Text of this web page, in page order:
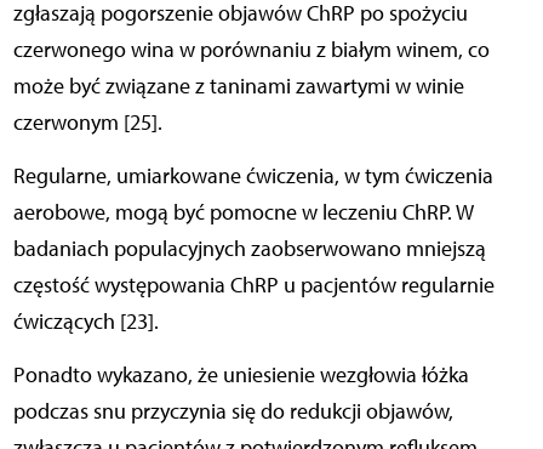
zgłaszają pogorszenie objawów ChRP po spożyciu
czerwonego wina w porównaniu z białym winem, co
może być związane z taninami zawartymi w winie
czerwonym [25].
Regularne, umiarkowane ćwiczenia, w tym ćwiczenia
aerobowe, mogą być pomocne w leczeniu ChRP. W
badaniach populacyjnych zaobserwowano mniejszą
częstość występowania ChRP u pacjentów regularnie
ćwiczących [23].
Ponadto wykazano, że uniesienie wezgłowia łóżka
podczas snu przyczynia się do redukcji objawów,